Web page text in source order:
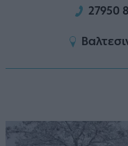
27950